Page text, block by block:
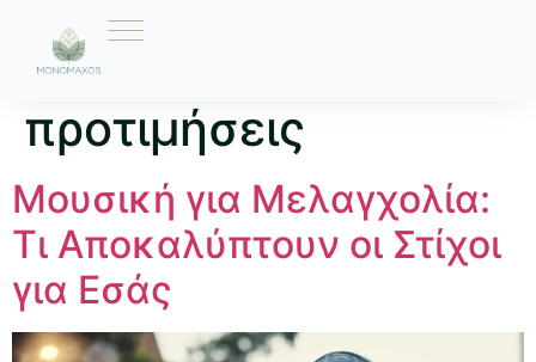
Ετικέτα:
προτιμήσεις
Μουσική για Μελαγχολία:
Τι Αποκαλύπτουν οι Στίχοι
για Εσάς